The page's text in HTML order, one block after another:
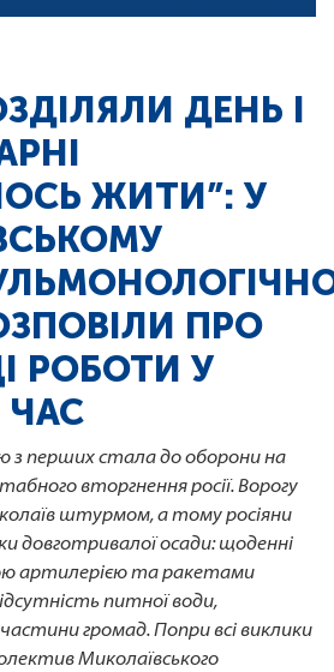
ДЕНЬ І
ЖИТИ”: У
ПРО
РОБОТИ У
з перших стала до оборони на
вторгнення росії. Ворогу
штурмом, а тому росіяни
довготривалої осади: щоденні
артилерією та ракетами
питної води,
громад. Попри всі виклики
Миколаївського